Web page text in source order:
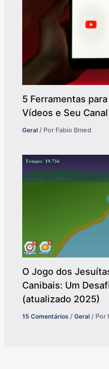
5 Ferramentas
Vídeos e Seu
Geral / Por Fabio Bmed
O Jogo dos
Canibais: Um
(atualizado 2025)
15 Comentários /Geral / Por